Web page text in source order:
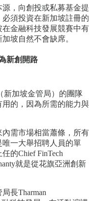
，向創投或私募基金提
須投資在新加坡註冊的
金融科技發展競賽中有
坡自然不會缺席。
新創開路
新加坡金管局）的團隊
的，因為所需的能力與
需市場相當蕭條，所有
唯一大舉招聘人員的單
的Chief FinTech
就是從花旗亞洲創新
長Tharman